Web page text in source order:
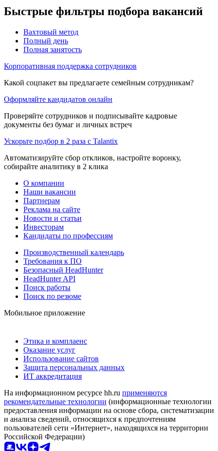
Быстрые фильтры подбора вакансий
Вахтовый метод
Полный день
Полная занятость
Корпоративная поддержка сотрудников
Какой соцпакет вы предлагаете семейным сотрудникам?
Оформляйте кандидатов онлайн
Проверяйте сотрудников и подписывайте кадровые
документы без бумаг и личных встреч
Ускорьте подбор в 2 раза с Talantix
Автоматизируйте сбор откликов, настройте воронку,
собирайте аналитику в 2 клика
О компании
Наши вакансии
Партнерам
Реклама на сайте
Новости и статьи
Инвесторам
Кандидаты по профессиям
Производственный календарь
Требования к ПО
Безопасный HeadHunter
HeadHunter API
Поиск работы
Поиск по резюме
Мобильное приложение
Этика и комплаенс
Оказание услуг
Использование сайтов
Защита персональных данных
ИТ аккредитация
На информационном ресурсе hh.ru применяются
рекомендательные технологии (информационные технологии
предоставления информации на основе сбора, систематизации
и анализа сведений, относящихся к предпочтениям
пользователей сети «Интернет», находящихся на территории
Российской Федерации)